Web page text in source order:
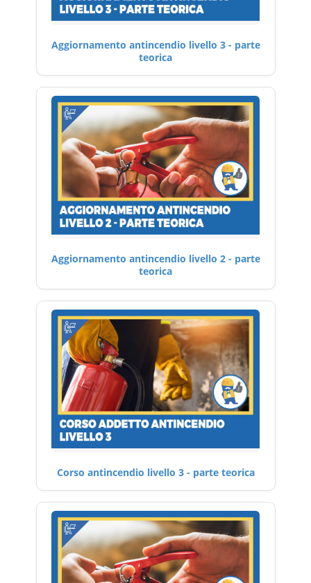
Aggiornamento antincendio livello 3 - parte
teorica
Aggiornamento antincendio livello 2 - parte
teorica
Corso antincendio livello 3 - parte teorica